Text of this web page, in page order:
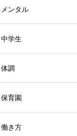
メンタル
中学生
体調
保育園
働き方